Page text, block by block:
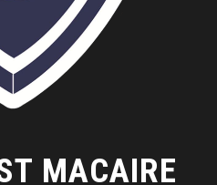
MACAIRE